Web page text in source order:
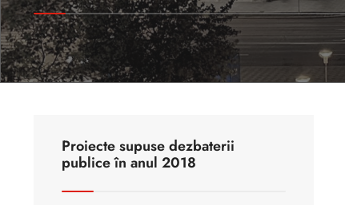
Proiecte supuse dezbaterii
publice în anul 2018